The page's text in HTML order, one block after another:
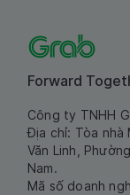
Forward
Công ty TNHH
Địa chỉ: Tòa nhà
Văn Linh,
Nam.
Mã số doanh